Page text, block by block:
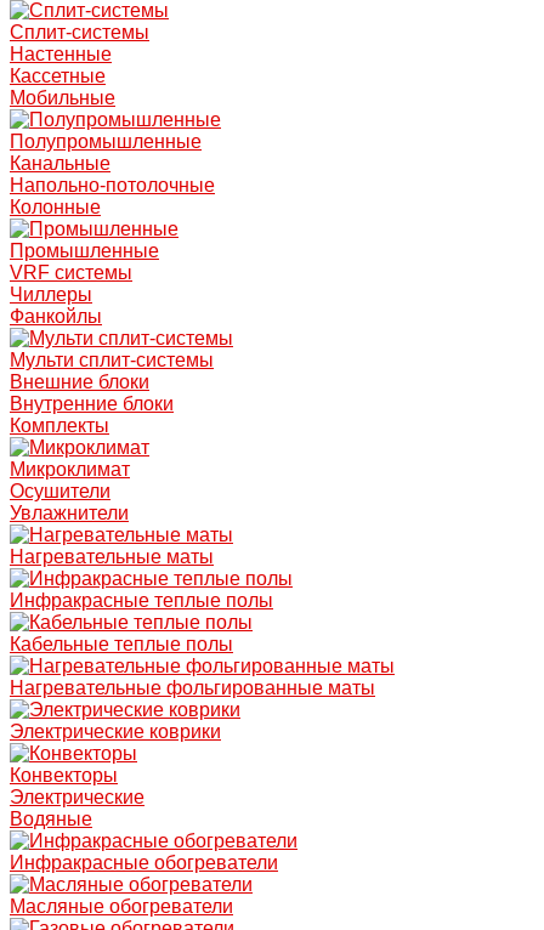
Сплит-системы
Настенные
Кассетные
Мобильные
Полупромышленные
Канальные
Напольно-потолочные
Колонные
Промышленные
VRF системы
Чиллеры
Фанкойлы
Мульти сплит-системы
Внешние блоки
Внутренние блоки
Комплекты
Микроклимат
Осушители
Увлажнители
Нагревательные маты
Инфракрасные теплые полы
Кабельные теплые полы
Нагревательные фольгированные маты
Электрические коврики
Конвекторы
Электрические
Водяные
Инфракрасные обогреватели
Масляные обогреватели